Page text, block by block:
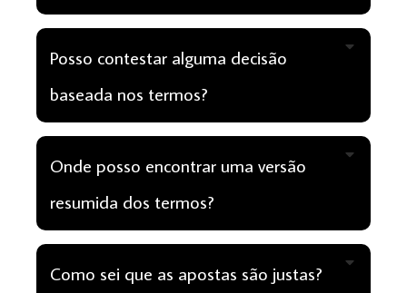
Posso contestar alguma decisão
baseada nos termos?
Onde posso encontrar uma versão
resumida dos termos?
Como sei que as apostas são justas?